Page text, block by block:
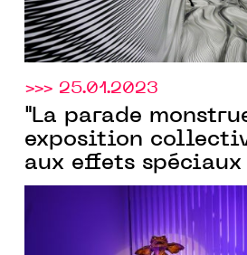
>>> 25.01.2023
"La parade
exposition
aux effets spéciaux
des arts d'Enghien-
jusqu’au 26 mars